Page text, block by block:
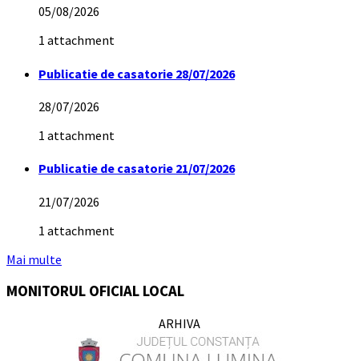
05/08/2026
1 attachment
Publicatie de casatorie 28/07/2026
28/07/2026
1 attachment
Publicatie de casatorie 21/07/2026
21/07/2026
1 attachment
Mai multe
MONITORUL OFICIAL LOCAL
ARHIVA